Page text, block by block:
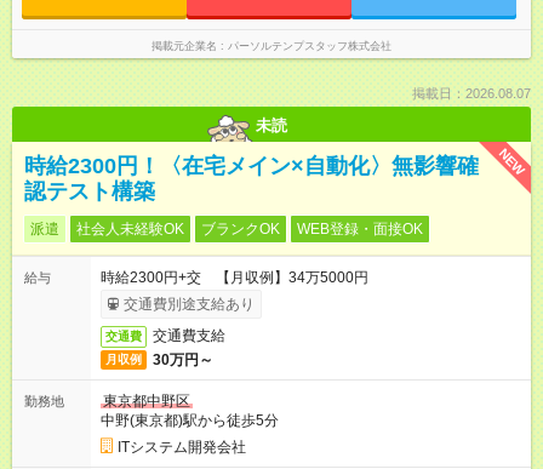
掲載元企業名 パーソルテンプスタッフ株式会社
掲載日：2026.08.07
未読
NEW
時給2300円！〈在宅メイン×自動化〉無影響確
認テスト構築
派遣 社会人未経験OK ブランクOK WEB登録・面接OK
給与
時給2300円+交 【月収例】34万5000円
交通費別途支給あり
交通費 交通費支給
月収例 30万円～
勤務地
東京都中野区
中野(東京都)駅から徒歩5分
ITシステム開発会社